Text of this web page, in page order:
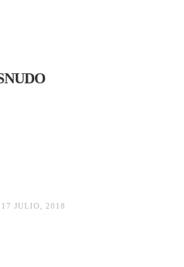
17 JULIO, 2018